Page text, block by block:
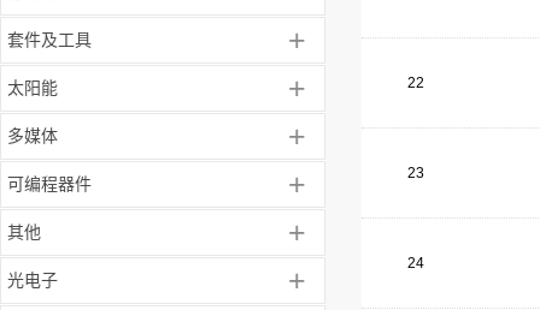
套件及工具 +
太阳能 +
多媒体 +
可编程器件 +
其他 +
光电子 +
22
23
24